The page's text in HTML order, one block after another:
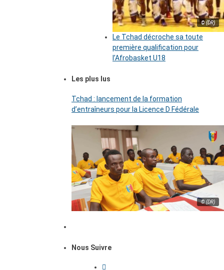
© (DR)
Le Tchad décroche sa toute
première qualification pour
l’Afrobasket U18
Les plus lus
Tchad : lancement de la formation
d’entraîneurs pour la Licence D Fédérale
© (DR)
Nous Suivre